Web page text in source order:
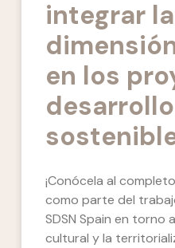
integrar la
en los
desarrollo
¡Conócela al
como parte del
SDSN Spain en torno
cultural y la